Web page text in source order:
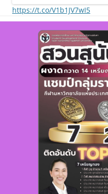
https://t.co/V1b1JV7wI5